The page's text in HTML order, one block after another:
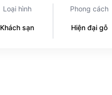
Loại hình
Khách sạn
Phong cách
Hiện đại gỗ